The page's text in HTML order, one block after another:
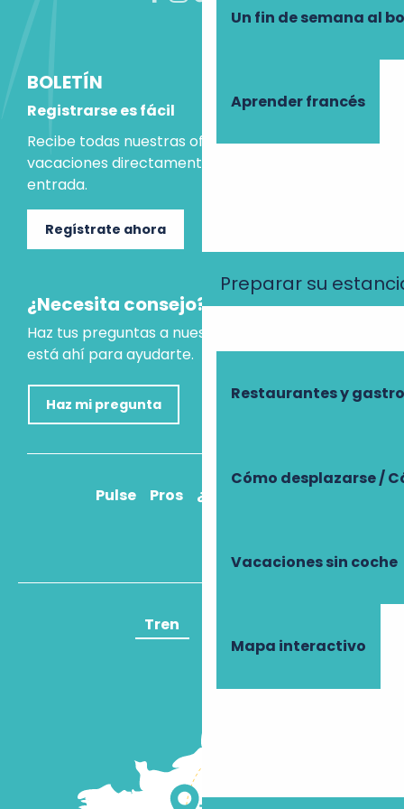
Un fin de semana al
Aprender francés
Preparar su
Restaurantes y
Cómo desplazarse /
Vacaciones sin coche
Mapa interactivo
BOLETÍN
Registrarse es fácil
Recibe todas nuestras ofertas e ideas para las
vacaciones directamente en tu bandeja de
entrada.
Regístrate ahora
¿Necesita consejo?
Haz tus preguntas a nuestro asistente virtual, que
está ahí para ayudarte.
Haz mi pregunta
Pulse Pros ¿Cómo llegar?
Tren